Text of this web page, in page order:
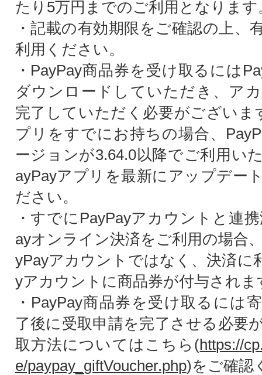
たり5万円までのご利用となります
・記載の有効期限をご確認の上、
利用ください。
・PayPay商品券を受け取るには
ダウンロードしていただき、ア
完了していただく必要がございま
プリをすでにお持ちの場合、
ージョンが3.64.0以降でご利用い
ayPayアプリを最新にアップデー
ださい。
・すでにPayPayアカウントと連
ayオンライン決済をご利用の場合
yPayアカウントではなく、決済に
yアカウントに商品券が付与されま
・PayPay商品券を受け取るには
了後に受取申請を完了させる必要
取方法についてはこちら(https://
e/paypay_giftVoucher.php)をご確認